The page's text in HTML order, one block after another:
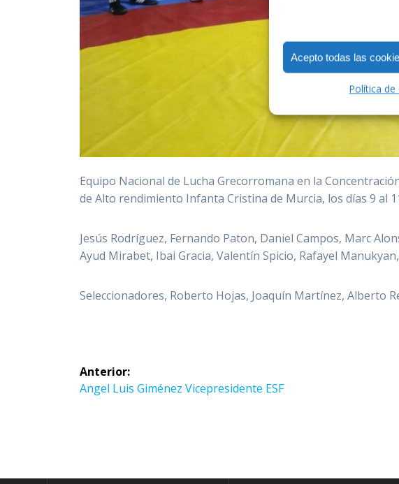
Acepto todas las
Política de
Equipo Nacional de Lucha Grecorromana en la
de Alto rendimiento Infanta Cristina de Murcia, los días 9 al
Jesús Rodríguez, Fernando Paton, Daniel Campos, Marc
Ayud Mirabet, Ibai Gracia, Valentín Spicio, Rafayel Manukyan,
Seleccionadores, Roberto Hojas, Joaquín Martínez, Alberto
Navegación
de
Anterior:
Entrada
Angel Luis Giménez Vicepresidente ESF